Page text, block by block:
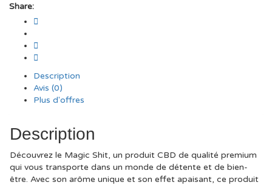
Share:
Description
Avis (0)
Plus d'offres
Description
Découvrez le Magic Shit, un produit CBD de qualité premium
qui vous transporte dans un monde de détente et de bien-
être. Avec son arôme unique et son effet apaisant, ce produit